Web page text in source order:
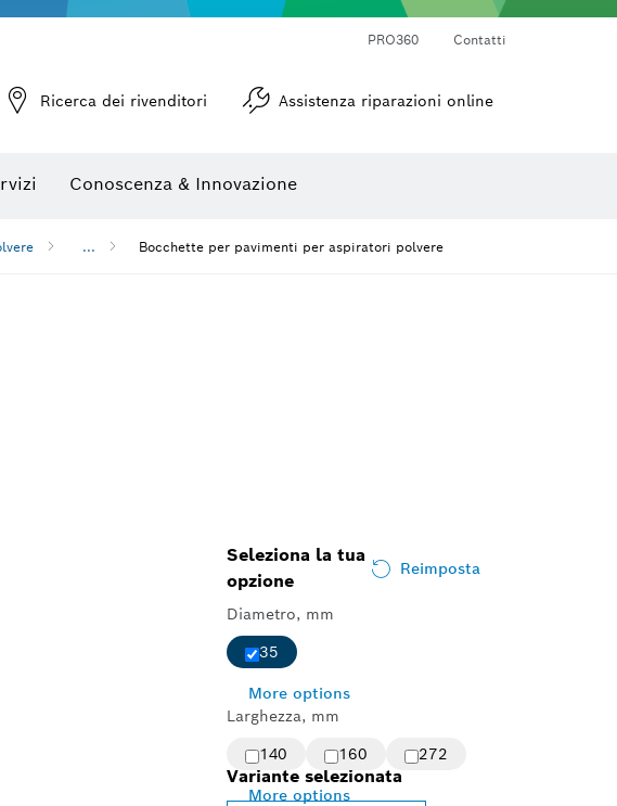
PRO360 Contatti
Ricerca dei rivenditori Assistenza riparazioni online
Conoscenza & Innovazione
... Bocchette per pavimenti per aspiratori polvere
Seleziona la tua
opzione
Reimposta
Diametro, mm
35
More options
Larghezza, mm
140
160 272
More options
Variante selezionata